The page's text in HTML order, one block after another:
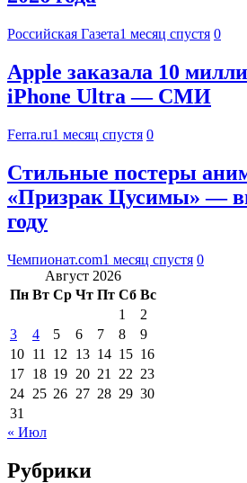
Российская Газета1 месяц спустя 0
Apple заказала 10
iPhone Ultra — СМИ
Ferra.ru1 месяц спустя 0
Стильные постеры
«Призрак Цусимы» —
году
Чемпионат.com1 месяц спустя 0
Август 2026
Пн Вт Ср Чт Пт Сб Вс
1
2
3
4 5 6 7 8
9
10 11 12 13 14 15 16
17 18 19 20 21 22 23
24 25 26 27 28 29 30
31
« Июл
Рубрики